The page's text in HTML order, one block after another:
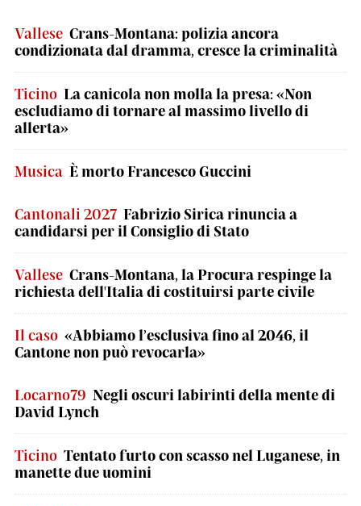
Vallese Crans-Montana: polizia ancora
condizionata dal dramma, cresce la criminalità
Ticino La canicola non molla la presa: «Non
escludiamo di tornare al massimo livello di
allerta»
Musica È morto Francesco Guccini
Cantonali 2027 Fabrizio Sirica rinuncia a
candidarsi per il Consiglio di Stato
Vallese Crans-Montana, la Procura respinge la
richiesta dell'Italia di costituirsi parte civile
Il caso «Abbiamo l’esclusiva fino al 2046, il
Cantone non può revocarla»
Locarno79 Negli oscuri labirinti della mente di
David Lynch
Ticino Tentato furto con scasso nel Luganese, in
manette due uomini